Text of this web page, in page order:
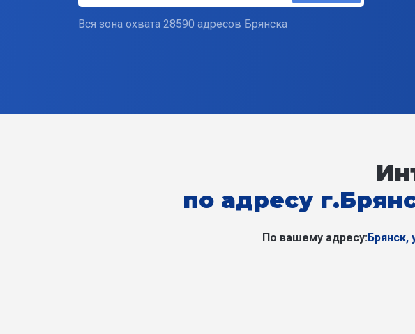
Вся зона охвата 28590 адресов Брянска
по адресу
По вашему адресу: Брянск,